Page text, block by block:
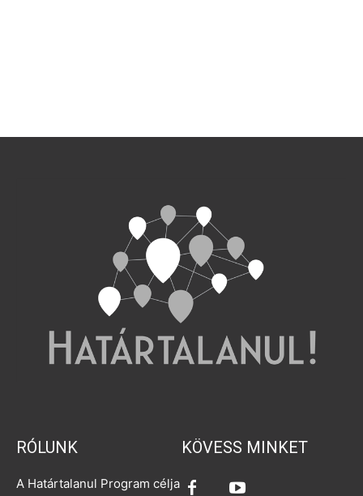
RÓLUNK
A Határtalanul Program célja
KÖVESS MINKET